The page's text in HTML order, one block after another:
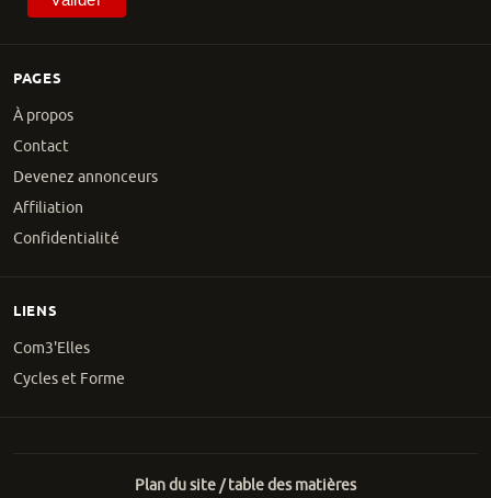
PAGES
À propos
Contact
Devenez annonceurs
Affiliation
Confidentialité
LIENS
Com3'Elles
Cycles et Forme
Plan du site / table des matières